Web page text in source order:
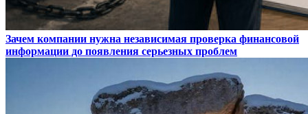
Зачем компании нужна независимая проверка финансовой
информации до появления серьезных проблем